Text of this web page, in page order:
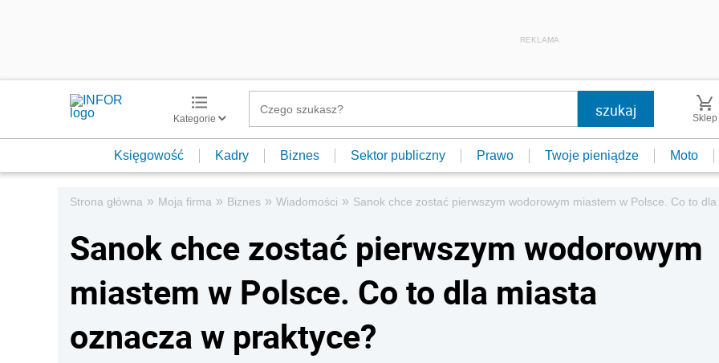
REKLAMA
Kategorie Sklep
Księgowość Kadry Biznes Sektor publiczny Prawo Twoje pieniądze Moto
Strona główna » Moja firma » Biznes » Wiadomości » Sanok chce zostać pierwszym wodorowym miastem w Polsce. Co to
Sanok chce zostać pierwszym wodorowym
miastem w Polsce. Co to dla miasta
oznacza w praktyce?